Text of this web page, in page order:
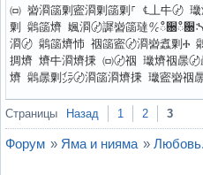
㈄ 㠄㴄䈄㔄䀄㴄㔄䈄㔄⸀ ℄丄㐄
㔄 䴄䈄㸄 㜄㴄〄䜄㠄䈄㼀℀ഀ਀ഀ਀ᔄ
㴄〄 䴄䈄㸄㤄 䄄䈄䀄〄㴄㠄䘄㔄Ⰰ
㨄㸄 㸄㐄㴄㸄㨀 ㈄〄䄄 㼄㸄䄄㬄
㸄 䴄㬄㔄㌄〄㴄䈄㴄㸄㨀 㼄䀄㠄䄄
Вне форума
Страницы Назад 1 2 3
Форум » Яма и нияма »